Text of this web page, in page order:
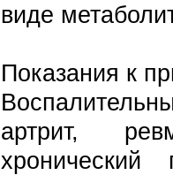
виде
Показания к
артрит,
хронический